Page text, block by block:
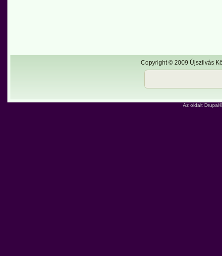
Copyright © 2009 Újszilvás
Az oldalt Drupal©